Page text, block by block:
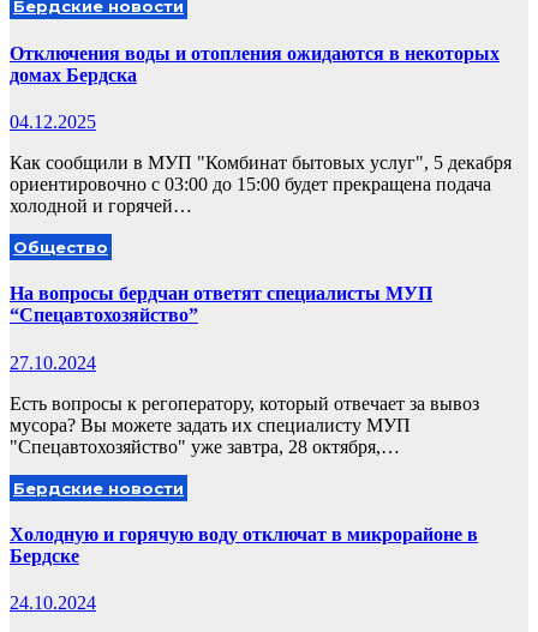
Бердские новости
Отключения воды и отопления ожидаются в некоторых
домах Бердска
04.12.2025
Как сообщили в МУП "Комбинат бытовых услуг", 5 декабря
ориентировочно с 03:00 до 15:00 будет прекращена подача
холодной и горячей…
Общество
На вопросы бердчан ответят специалисты МУП
“Спецавтохозяйство”
27.10.2024
Есть вопросы к регоператору, который отвечает за вывоз
мусора? Вы можете задать их специалисту МУП
"Спецавтохозяйство" уже завтра, 28 октября,…
Бердские новости
Холодную и горячую воду отключат в микрорайоне в
Бердске
24.10.2024